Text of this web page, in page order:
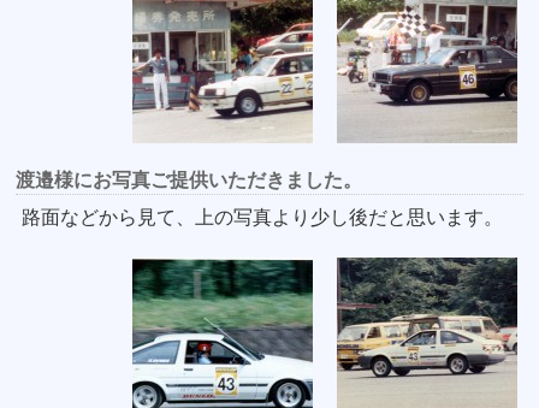
渡邉様にお写真ご提供いただきました。
路面などから見て、上の写真より少し後だと思います。